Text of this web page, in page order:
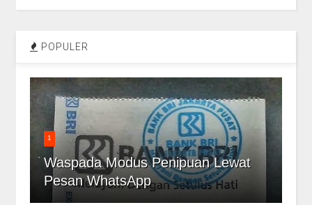
POPULER
1
Waspada Modus Penipuan Lewat
Pesan WhatsApp